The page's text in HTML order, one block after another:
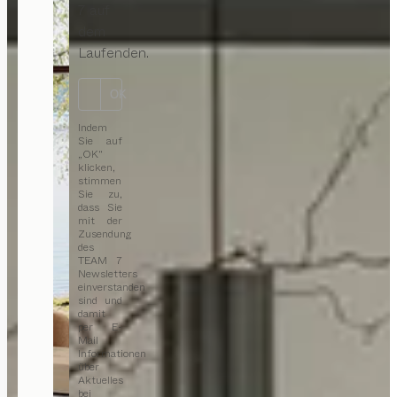
Laufenden.
OK
Indem
Sie auf
„OK“
klicken,
stimmen
Sie zu,
dass Sie
mit der
Zusendung
des
TEAM 7
Newsletters
einverstanden
sind und
damit
per E-
Mail
Informationen
über
Aktuelles
bei